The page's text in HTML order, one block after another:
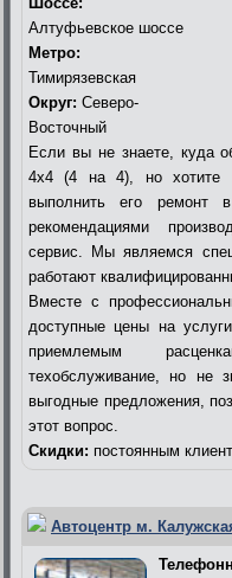
Алтуфьевское шоссе
Метро:
Тимирязевская
Округ: Северо-
Восточный
Если вы не знаете, куда
4х4 (4 на 4), но хотите
выполнить его ремонт
рекомендациями
сервис. Мы являемся
работают
Вместе с
доступные цены на
приемлемым
техобслуживание, но не
выгодные предложения,
этот вопрос.
Скидки: постоянным
Автоцентр м.